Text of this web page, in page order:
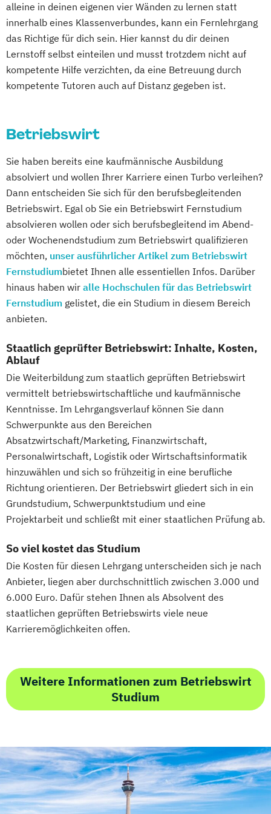
Coach/in
Rechnungswesen für das Management
Sales & Management
Sanierungs und & Insolvenzmanagement
Service Leadership Certificate - Lufthansa
Social-Media- und E-Marketing-Manager/in
Spanisch - Diploma de Español (Nivel
Intermedio)
Strategische Unternehmensplanung &
Financial Modeling
Strategisches
Geschäftsprozessmanagement
Strategy & Leadership
Supply Chain Management (SCM)
Taxation Accounting
Finance
Transport- und Logistikrecht
Transportsysteme
Unternehmensführung
Verhaltensökonomik - Psychologisches
Praxiswissen für den Finanzbereich
Vertriebs- und Handelsmanagement
Wirtschaftsbeziehungen & internationale
Politik
Wirtschaftspsychologie
Wirtschaftsrecht
Stress- und Burnout-Coach
Studioleitung Fitness & Sport
Triathlon Trainer/in
Vertriebs- und Servicemanagement für
Fitnessstudios
Gesundheitsberater/-in
Gesundheitspädagoge/-in -
Gesundheitsberater/-in Fachrichtung
"Burnout-Prävention"
Gesundheitspädagoge/-in -
Gesundheitsberater/-in Fachrichtung
Gesundheitspädagoge/-in -
"Heilpflanzenkunde"
Gesundheitspädagoge/-in -
Gesundheitsberater/-in mit Fachrichtung
"Lebensmittelunverträglichkeiten"
Gewichtsmanagement
Grundlagen der Ernährungsmedizin
Grundlagen der Physikalischen Therapien
Grundlagen der artgerechten Tierhaltung
Heilpflanzenkunde Heilpraktiker/-in
"Akupunktur"
Heilpraktiker/-in Fachrichtung
"Ernährungsberatung/-medizin"
Heilpraktiker/-in Fachrichtung
"Heilpflanzenkunde"
Heilpraktiker/-in Fachrichtung "Klassische
Homöopathie"
Heilpraktiker/-in Fachrichtung
"Psychotherapie"
"Sportmedizin"
Heilpraktiker/-in für Psychotherapie
Heilpraktiker/-in für Psychotherapie
Fachrichtung "Burnout-Prävention"
Heilpraktiker/-in für Psychotherapie
Fachrichtung "Entspannungstherapie"
Fachrichtung "Paarberatung"
Heilpraktiker/-in für Psychotherapie
Fachrichtung "Psychologische/r Berater/-
Fachrichtung "Systemische Beratung"
Klassische Homöopathie
Klassische Veterinärhomöopathie
Konfliktmanager/in Lernberater/-in
alleine in deinen eigenen vier Wänden zu lernen statt
innerhalb eines Klassenverbundes, kann ein Fernlehrgang
das Richtige für dich sein. Hier kannst du dir deinen
Lernstoff selbst einteilen und musst trotzdem nicht auf
kompetente Hilfe verzichten, da eine Betreuung durch
kompetente Tutoren auch auf Distanz gegeben ist.
Betriebswirt
Sie haben bereits eine kaufmännische Ausbildung
absolviert und wollen Ihrer Karriere einen Turbo verleihen?
Dann entscheiden Sie sich für den berufsbegleitenden
Betriebswirt. Egal ob Sie ein Betriebswirt Fernstudium
absolvieren wollen oder sich berufsbegleitend im Abend-
oder Wochenendstudium zum Betriebswirt qualifizieren
möchten, unser ausführlicher Artikel zum Betriebswirt
Fernstudiumbietet Ihnen alle essentiellen Infos. Darüber
hinaus haben wir alle Hochschulen für das Betriebswirt
Fernstudium gelistet, die ein Studium in diesem Bereich
anbieten.
Staatlich geprüfter Betriebswirt: Inhalte, Kosten,
Ablauf
Die Weiterbildung zum staatlich geprüften Betriebswirt
vermittelt betriebswirtschaftliche und kaufmännische
Kenntnisse. Im Lehrgangsverlauf können Sie dann
Schwerpunkte aus den Bereichen
Absatzwirtschaft/Marketing, Finanzwirtschaft,
Personalwirtschaft, Logistik oder Wirtschaftsinformatik
hinzuwählen und sich so frühzeitig in eine berufliche
Richtung orientieren. Der Betriebswirt gliedert sich in ein
Grundstudium, Schwerpunktstudium und eine
Projektarbeit und schließt mit einer staatlichen Prüfung ab.
So viel kostet das Studium
Die Kosten für diesen Lehrgang unterscheiden sich je nach
Anbieter, liegen aber durchschnittlich zwischen 3.000 und
6.000 Euro. Dafür stehen Ihnen als Absolvent des
staatlichen geprüften Betriebswirts viele neue
Karrieremöglichkeiten offen.
Weitere Informationen zum Betriebswirt
Studium